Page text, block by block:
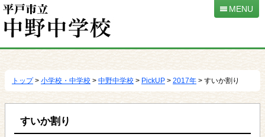
移
MENU
トップ> 小学校・中学校 > 中野中学校 > PickUP > 2017年 > すいか割り
すいか割り